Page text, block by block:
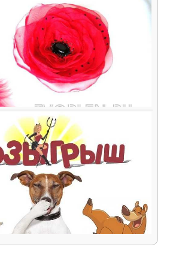
розочка из мотивов в форме
Шкрылёвой (конкурсная
материалов своими руками –
Малышевой (конкурсная